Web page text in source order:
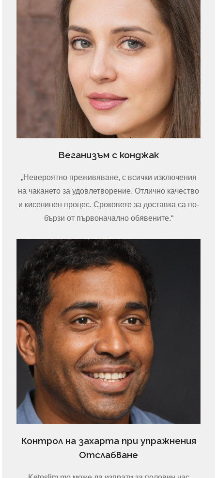
Веганизъм с конджак
„Невероятно преживяване, с всички изключения
на чакането за удовлетворение. Отлично качество
и киселинен процес. Сроковете за доставка са по-
бързи от първоначално обявените.“
Контрол на захарта при упражнения
Отслабване